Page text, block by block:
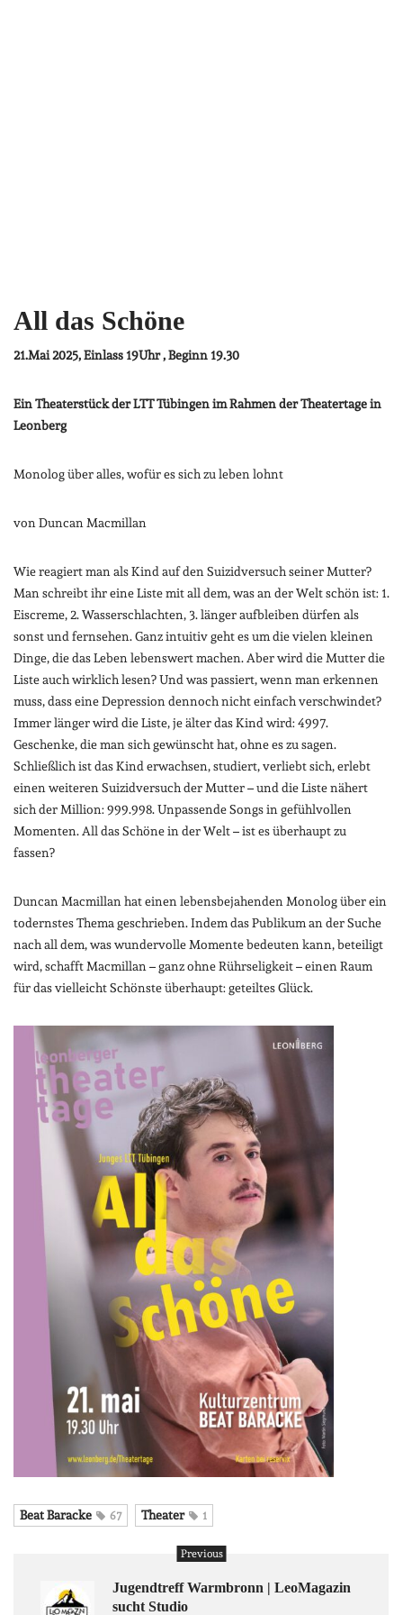
All das Schöne
21.Mai 2025, Einlass 19Uhr , Beginn 19.30
Ein Theaterstück der LTT Tübingen im Rahmen der Theatertage in
Leonberg
Monolog über alles, wofür es sich zu leben lohnt
von Duncan Macmillan
Wie reagiert man als Kind auf den Suizidversuch seiner Mutter?
Man schreibt ihr eine Liste mit all dem, was an der Welt schön ist: 1.
Eiscreme, 2. Wasserschlachten, 3. länger aufbleiben dürfen als
sonst und fernsehen. Ganz intuitiv geht es um die vielen kleinen
Dinge, die das Leben lebenswert machen. Aber wird die Mutter die
Liste auch wirklich lesen? Und was passiert, wenn man erkennen
muss, dass eine Depression dennoch nicht einfach verschwindet?
Immer länger wird die Liste, je älter das Kind wird: 4997.
Geschenke, die man sich gewünscht hat, ohne es zu sagen.
Schließlich ist das Kind erwachsen, studiert, verliebt sich, erlebt
einen weiteren Suizidversuch der Mutter – und die Liste nähert
sich der Million: 999.998. Unpassende Songs in gefühlvollen
Momenten. All das Schöne in der Welt – ist es überhaupt zu
fassen?
Duncan Macmillan hat einen lebensbejahenden Monolog über ein
todernstes Thema geschrieben. Indem das Publikum an der Suche
nach all dem, was wundervolle Momente bedeuten kann, beteiligt
wird, schafft Macmillan – ganz ohne Rührseligkeit – einen Raum
für das vielleicht Schönste überhaupt: geteiltes Glück.
Beat Baracke 67 Theater 1
Previous
Jugendtreff Warmbronn | LeoMagazin
sucht Studio